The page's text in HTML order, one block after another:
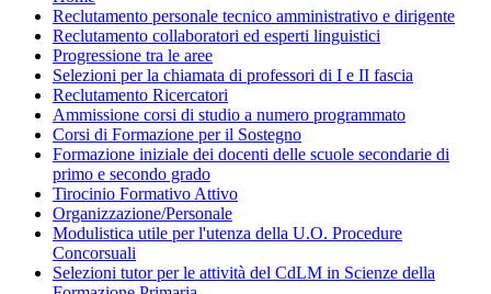
Reclutamento personale tecnico amministrativo e dirigente
Reclutamento collaboratori ed esperti linguistici
Progressione tra le aree
Selezioni per la chiamata di professori di I e II fascia
Reclutamento Ricercatori
Ammissione corsi di studio a numero programmato
Corsi di Formazione per il Sostegno
Formazione iniziale dei docenti delle scuole secondarie di
primo e secondo grado
Tirocinio Formativo Attivo
Organizzazione/Personale
Modulistica utile per l'utenza della U.O. Procedure
Concorsuali
Selezioni tutor per le attività del CdLM in Scienze della